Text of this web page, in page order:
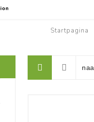
Startpagina